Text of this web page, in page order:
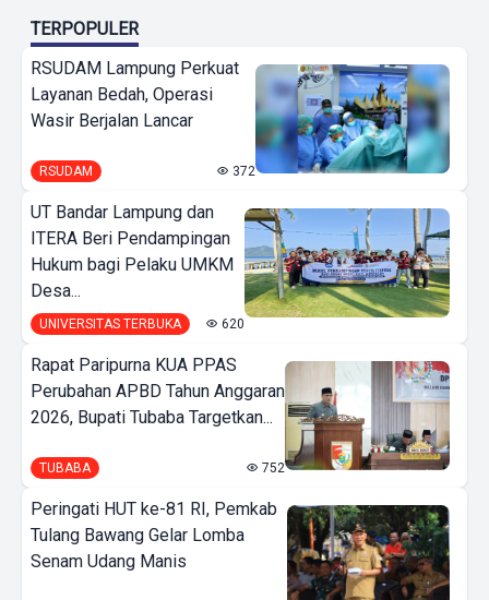
TERPOPULER
RSUDAM Lampung Perkuat
Layanan Bedah, Operasi
Wasir Berjalan Lancar
RSUDAM 372
UT Bandar Lampung dan
ITERA Beri Pendampingan
Hukum bagi Pelaku UMKM
Desa...
UNIVERSITAS TERBUKA 620
Rapat Paripurna KUA PPAS
Perubahan APBD Tahun Anggaran
2026, Bupati Tubaba Targetkan...
TUBABA 752
Peringati HUT ke-81 RI, Pemkab
Tulang Bawang Gelar Lomba
Senam Udang Manis